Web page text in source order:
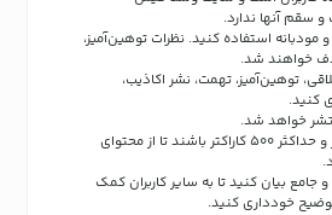
سقم آنها ندارد.
مودبانه استفاده کنید. نظرات توهین‌آمیز،
خواهند شد.
توهین‌آمیز، تهمت، نشر اکاذیب،
کنید.
خواهد شد.
نظرات باید حداقل شامل 50 کاراکتر و حداکثر 500 کاراکتر باشند تا از محتوای
بیان کنید تا به سایر کاربران کمک
خودداری کنید.